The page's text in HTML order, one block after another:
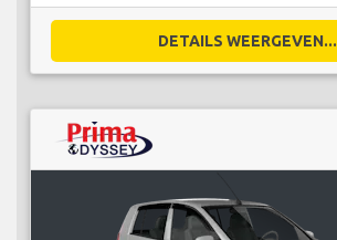
DETAILS WEERGEVEN...